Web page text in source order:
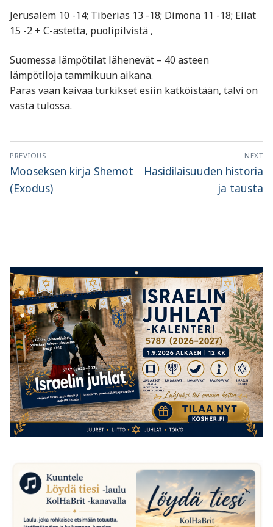
Jerusalem 10 -14; Tiberias 13 -18; Dimona 11 -18; Eilat
15 -2 + C-astetta, puolipilvistä ,
Suomessa lämpötilat lähenevät – 40 asteen
lämpötiloja tammikuun aikana.
Paras vaan kaivaa turkikset esiin kätköistään, talvi on
vasta tulossa.
Artikkelien
selaus
PREVIOUS
Previous
post:
Mooseksen kirja Shemot
(Exodus)
NEXT
Next
Hasidilaisuuden historia
ja tausta